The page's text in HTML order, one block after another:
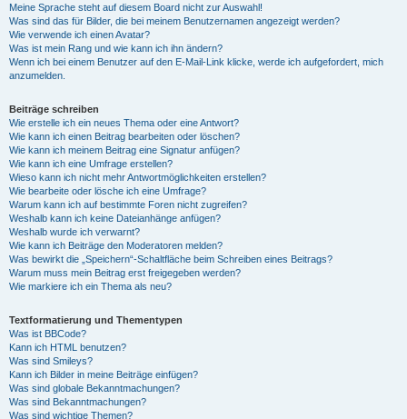
Meine Sprache steht auf diesem Board nicht zur Auswahl!
Was sind das für Bilder, die bei meinem Benutzernamen angezeigt werden?
Wie verwende ich einen Avatar?
Was ist mein Rang und wie kann ich ihn ändern?
Wenn ich bei einem Benutzer auf den E-Mail-Link klicke, werde ich aufgefordert, mich
anzumelden.
Beiträge schreiben
Wie erstelle ich ein neues Thema oder eine Antwort?
Wie kann ich einen Beitrag bearbeiten oder löschen?
Wie kann ich meinem Beitrag eine Signatur anfügen?
Wie kann ich eine Umfrage erstellen?
Wieso kann ich nicht mehr Antwortmöglichkeiten erstellen?
Wie bearbeite oder lösche ich eine Umfrage?
Warum kann ich auf bestimmte Foren nicht zugreifen?
Weshalb kann ich keine Dateianhänge anfügen?
Weshalb wurde ich verwarnt?
Wie kann ich Beiträge den Moderatoren melden?
Was bewirkt die „Speichern“-Schaltfläche beim Schreiben eines Beitrags?
Warum muss mein Beitrag erst freigegeben werden?
Wie markiere ich ein Thema als neu?
Textformatierung und Thementypen
Was ist BBCode?
Kann ich HTML benutzen?
Was sind Smileys?
Kann ich Bilder in meine Beiträge einfügen?
Was sind globale Bekanntmachungen?
Was sind Bekanntmachungen?
Was sind wichtige Themen?